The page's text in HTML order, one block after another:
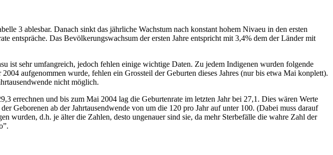
3 ablesbar. Danach sinkt das jährliche Wachstum nach konstant hohem Nivaeu in den ersten
entspräche. Das Bevölkerungswachsum der ersten Jahre entspricht mit 3,4% dem der Länder mit
ist sehr umfangreich, jedoch fehlen einige wichtige Daten. Zu jedem Indigenen wurden folgende
aufgenommen wurde, fehlen ein Grossteil der Geburten dieses Jahres (nur bis etwa Mai konplett).
nicht möglich.
errechnen und bis zum Mai 2004 lag die Geburtenrate im letzten Jahr bei 27,1. Dies wären Werte
Geborenen ab der Jahrtausendwende von um die 120 pro Jahr auf unter 100. (Dabei muss darauf
wurden, d.h. je älter die Zahlen, desto ungenauer sind sie, da mehr Sterbefälle die wahre Zahl der